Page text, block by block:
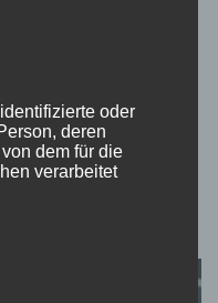
irgendwo auf unserer
Angst Tränen vergießt.
…
oder
deren
dem für die
verarbeitet